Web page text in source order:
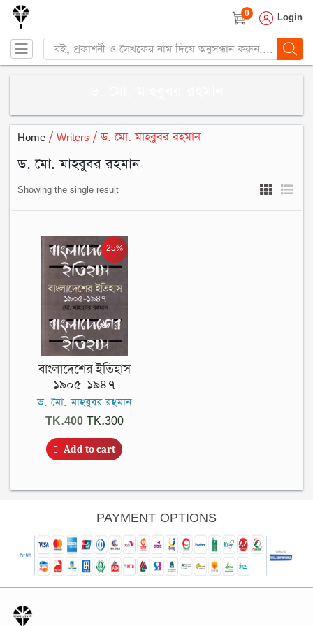
0 Login
Products
search
Home / Writers / ড. মো. মাহবুবর রহমান
ড. মো. মাহবুবর রহমান
Showing the single result
25%
বাংলাদেশের ইতিহাস
১৯০৫-১৯৪৭
ড. মো. মাহবুবর রহমান
TK.400 Original
price
was:
TK.300Current
Add to cart
PAYMENT OPTIONS